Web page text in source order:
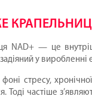
NAD+ — це
задіяний у
стресу,
Тоді частіше